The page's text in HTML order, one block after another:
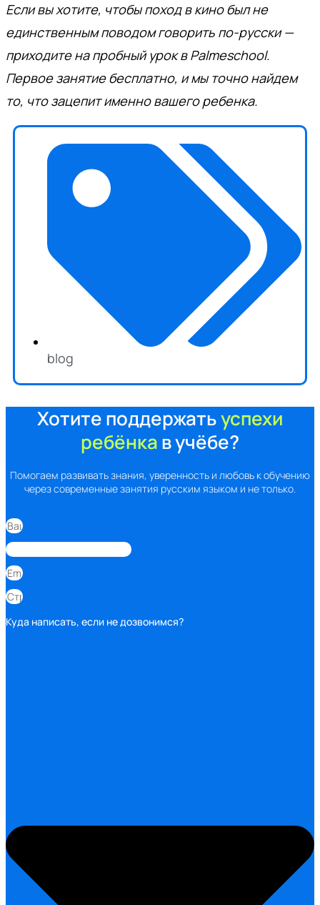
Если вы хотите, чтобы поход в кино был не
единственным поводом говорить по-русски —
приходите на пробный урок в Palmeschool.
Первое занятие бесплатно, и мы точно найдем
то, что зацепит именно вашего ребенка.
blog
Хотите поддержатьуспехи
ребёнкав учёбе?
Помогаем развивать знания, уверенность и любовь к обучению
через современные занятия русским языком и не только.
Куда написать, если не дозвонимся?